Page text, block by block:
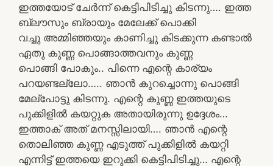
ഇത്തയോട് ചേർന്ന് കെട്ടിപിടിച്ചു കിടന്നു…. ഇത്ത
ബ്ലൗസും ബ്രായും മേലേക്ക് പൊക്കി
വച്ചു അമ്മിഞ്ഞയും കാണിച്ചു കിടക്കുന്ന കണ്ടാൽ
ഏതു കുണ്ണ പൊങ്ങാത്തവനും കുണ്ണ
പൊങ്ങി പോകും.. പിന്നെ എന്റെ കാര്യം
പറയണ്ടല്ലോ….. ഞാൻ കുറച്ചൊന്നു പൊങ്ങി
മേല്പോട്ടു കിടന്നു. എന്റെ കുണ്ണ ഇത്തയുടെ
പുക്കിളിൽ കയറ്റുക അതായിരുന്നു ഉദ്ദേശം…
ഇത്താക് അത് മനസ്സിലായി…. ഞാൻ എന്റെ
തൊലിഞ്ഞ കുണ്ണ എടുത്ത് പുക്കിളിൽ കയറ്റി
എന്നിട്ട് ഇത്തയെ ഇറുക്കി കെട്ടിപിടിച്ചു… എന്റെ